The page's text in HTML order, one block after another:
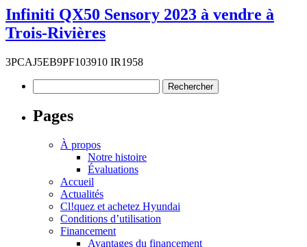
Infiniti QX50 Sensory 2023 à vendre à
Trois-Rivières
3PCAJ5EB9PF103910 IR1958
Pages
À propos
Notre histoire
Évaluations
Accueil
Actualités
Cl!quez et achetez Hyundai
Conditions d’utilisation
Financement
Avantages du financement